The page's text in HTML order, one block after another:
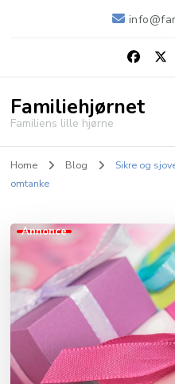
Familiehjørnet
Familiens lille hjørne
Home Blog
Sikre og
omtanke
Annonce